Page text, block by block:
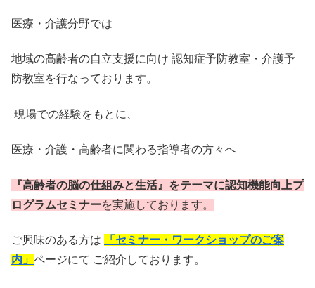
医療・介護分野では
地域の高齢者の自立支援に向け 認知症予防教室・介護予
防教室を行なっております。
現場での経験をもとに、
医療・介護・高齢者に関わる指導者の方々へ
『高齢者の脳の仕組みと生活』をテーマに認知機能向上プ
ログラムセミナーを実施しております。
ご興味のある方は
「セミナー・ワークショップのご案
内」 ページにて ご紹介しております。